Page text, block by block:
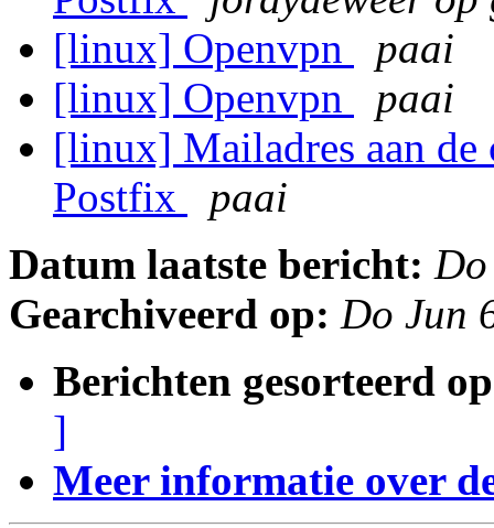
[linux] Openvpn
paai
[linux] Openvpn
paai
[linux] Mailadres aan de
Postfix
paai
Datum laatste bericht:
Gearchiveerd op: Do Jun
Berichten gesorteerd
]
Meer informatie over